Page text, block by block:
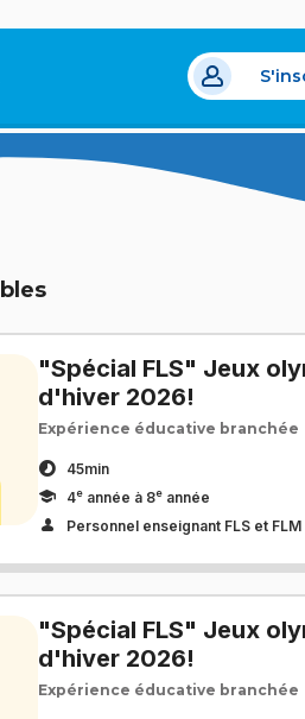
s'ouvrira dans un nouvel
"Spécial FLS" Jeux
d'hiver 2026!
Expérience éducative branchée
45min
4e année à 8e année
Personnel enseignant FLS et FLM
"Spécial FLS" Jeux
d'hiver 2026!
Expérience éducative branchée